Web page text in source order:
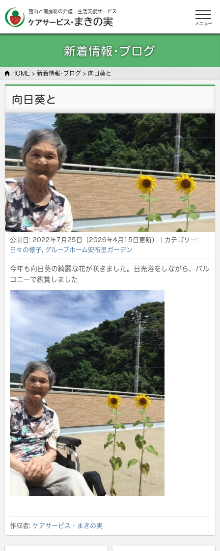
館山と南房総の介護・生活支援サービス
メニュー
新着情報･ブログ
HOME > 新着情報･ブログ > 向日葵と
向日葵と
公開日: 2022年7月25日 （2026年4月15日更新）
｜カテゴリー:
日々の様子, グループホーム安布里ガーデン
今年も向日葵の綺麗な花が咲きました。日光浴をしながら、バル
コニーで鑑賞しました
作成者: ケアサービス・まきの実